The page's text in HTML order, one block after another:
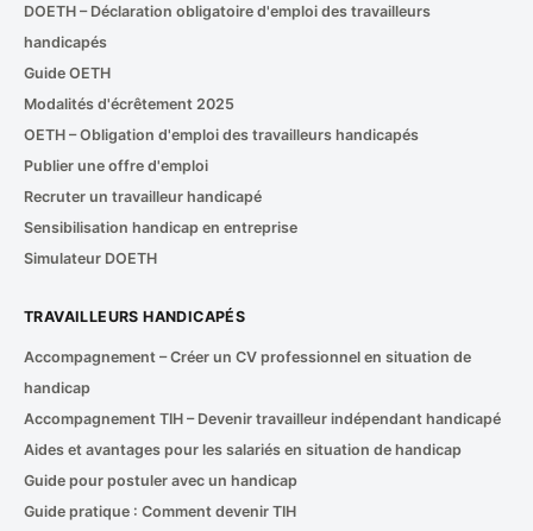
DOETH – Déclaration obligatoire d'emploi des travailleurs
handicapés
Guide OETH
Modalités d'écrêtement 2025
OETH – Obligation d'emploi des travailleurs handicapés
Publier une offre d'emploi
Recruter un travailleur handicapé
Sensibilisation handicap en entreprise
Simulateur DOETH
TRAVAILLEURS HANDICAPÉS
Accompagnement – Créer un CV professionnel en situation de
handicap
Accompagnement TIH – Devenir travailleur indépendant handicapé
Aides et avantages pour les salariés en situation de handicap
Guide pour postuler avec un handicap
Guide pratique : Comment devenir TIH